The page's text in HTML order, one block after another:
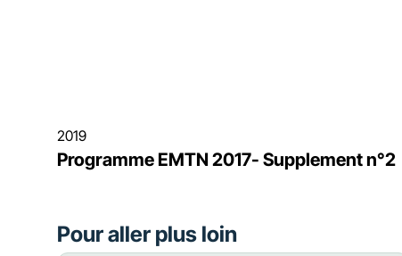
2019
Programme EMTN 2017- Supplement n°2
Pour aller plus loin